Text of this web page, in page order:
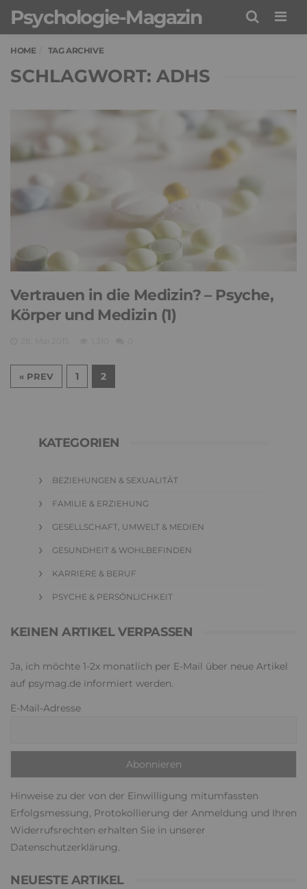
Psychologie-Magazin
HOME TAG ARCHIVE
SCHLAGWORT: ADHS
Vertrauen in die Medizin? – Psyche,
Körper und Medizin (1)
« PREV 1 2
KATEGORIEN
BEZIEHUNGEN & SEXUALITÄT
FAMILIE & ERZIEHUNG
GESELLSCHAFT, UMWELT & MEDIEN
GESUNDHEIT & WOHLBEFINDEN
KARRIERE & BERUF
PSYCHE & PERSÖNLICHKEIT
KEINEN ARTIKEL VERPASSEN
Ja, ich möchte 1-2x monatlich per E-Mail über neue Artikel
auf psymag.de informiert werden.
E-Mail-Adresse
Hinweise zu der von der Einwilligung mitumfassten
Erfolgsmessung, Protokollierung der Anmeldung und Ihren
Widerrufsrechten erhalten Sie in unserer
Datenschutzerklärung.
NEUESTE ARTIKEL